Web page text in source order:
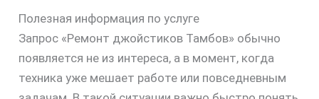
Полезная информация по услуге
Запрос «Ремонт джойстиков Тамбов» обычно
появляется не из интереса, а в момент, когда
техника уже мешает работе или повседневным